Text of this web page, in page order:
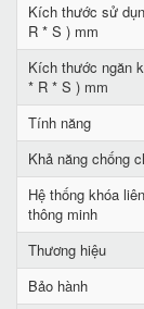
Kích thước sử
R * S ) mm
Kích thước ngăn
* R * S ) mm
Tính năng
Khả năng chống
Hệ thống khóa
thông minh
Thương hiệu
Bảo hành